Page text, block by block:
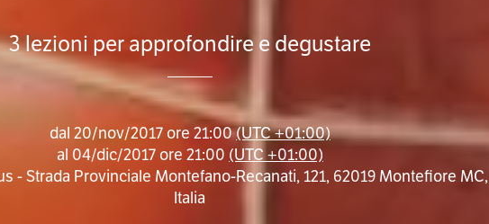
3 lezioni per approfondire e degustare
dal 20/nov/2017 ore 21:00(UTC +01:00)
al 04/dic/2017 ore 21:00 (UTC +01:00)
- Strada Provinciale Montefano-Recanati, 121, 62019 Montefiore MC,
Italia